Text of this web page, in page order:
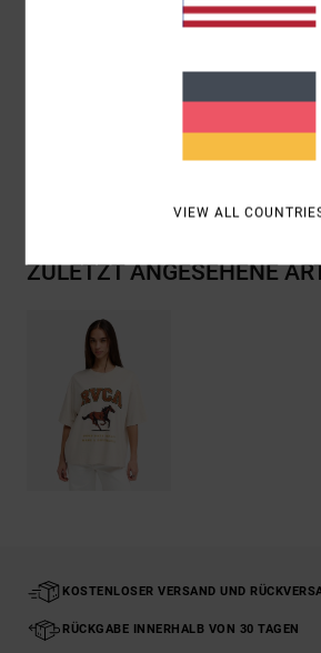
Übergroß
ZULETZT ANGESEHENE
KOSTENLOSER VERSAND UND
RÜCKGABE INNERHALB VON 30 TAGEN
VIEW ALL